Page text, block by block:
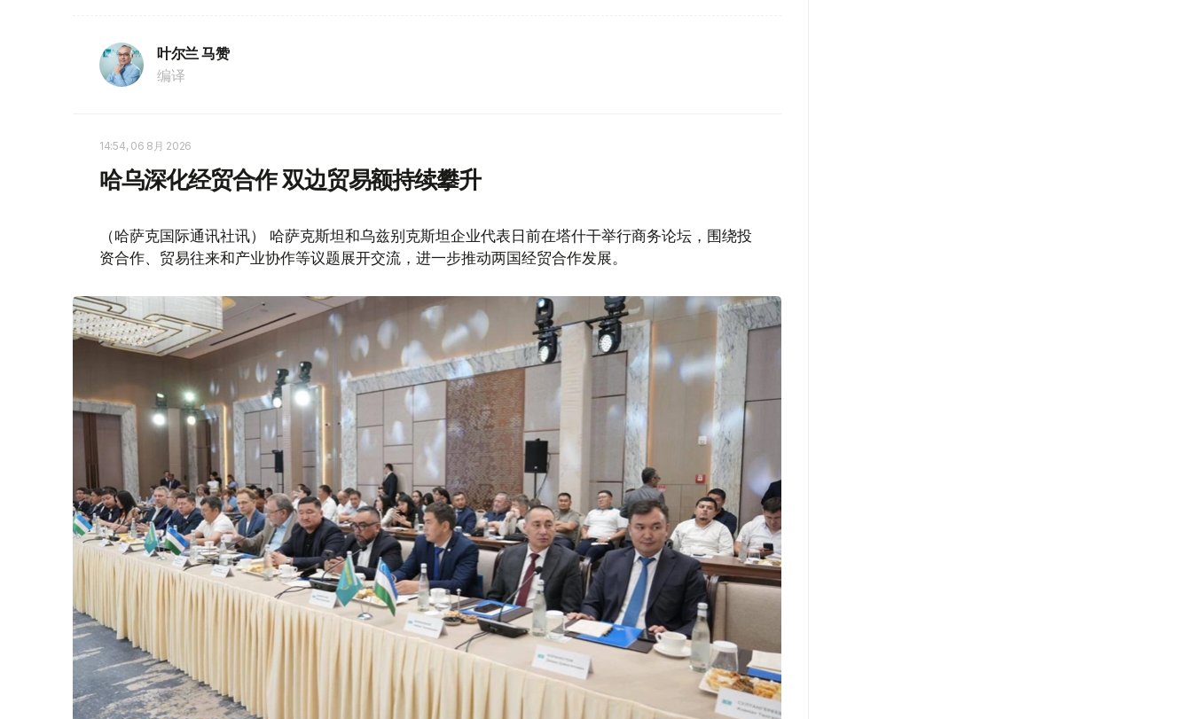
叶尔兰 马赞
编译
14:54, 06 8月 2026
哈乌深化经贸合作 双边贸易额持续攀升
（哈萨克国际通讯社讯） 哈萨克斯坦和乌兹别克斯坦企业代表日前在塔什干举行商务论坛，围绕投
资合作、贸易往来和产业协作等议题展开交流，进一步推动两国经贸合作发展。